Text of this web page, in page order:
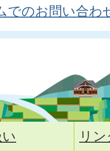
でのお問い合わ
リ